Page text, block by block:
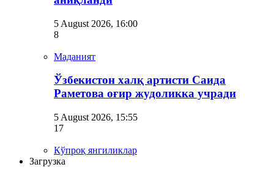
5 August 2026, 16:00
8
Маданият
Ўзбекистон халқ артисти Саида
Раметова оғир жудоликка учради
5 August 2026, 15:55
17
Кўпроқ янгиликлар
Загрузка